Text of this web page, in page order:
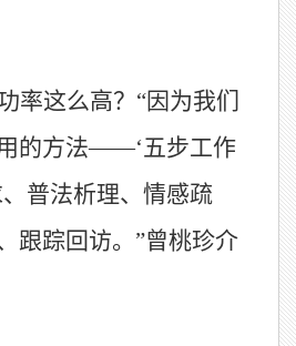
率这么高？ “因为我们
的方法——‘五步工作
普法析理、情感疏
跟踪回访。”曾桃珍介